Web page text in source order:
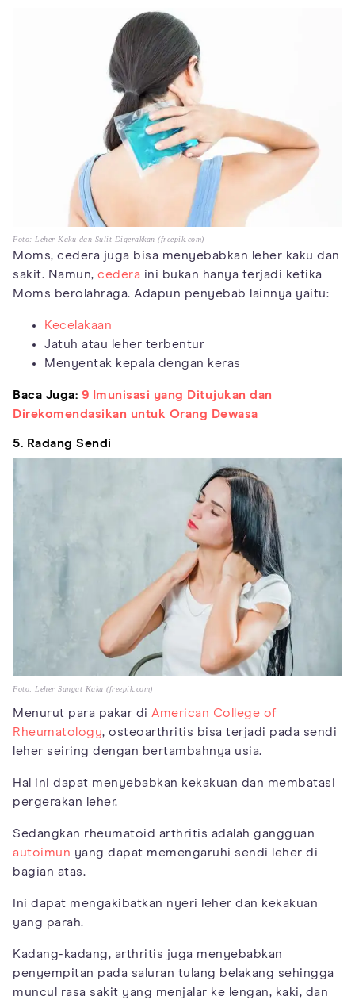
Foto: Leher Kaku dan Sulit Digerakkan (freepik.com)
Moms, cedera juga bisa menyebabkan leher kaku dan
sakit. Namun, cedera ini bukan hanya terjadi ketika
Moms berolahraga. Adapun penyebab lainnya yaitu:
Kecelakaan
Jatuh atau leher terbentur
Menyentak kepala dengan keras
Baca Juga: 9 Imunisasi yang Ditujukan dan
Direkomendasikan untuk Orang Dewasa
5. Radang Sendi
Foto: Leher Sangat Kaku (freepik.com)
Menurut para pakar di American College of
Rheumatology, osteoarthritis bisa terjadi pada sendi
leher seiring dengan bertambahnya usia.
Hal ini dapat menyebabkan kekakuan dan membatasi
pergerakan leher.
Sedangkan rheumatoid arthritis adalah gangguan
autoimun yang dapat memengaruhi sendi leher di
bagian atas.
Ini dapat mengakibatkan nyeri leher dan kekakuan
yang parah.
Kadang-kadang, arthritis juga menyebabkan
penyempitan pada saluran tulang belakang sehingga
muncul rasa sakit yang menjalar ke lengan, kaki, dan